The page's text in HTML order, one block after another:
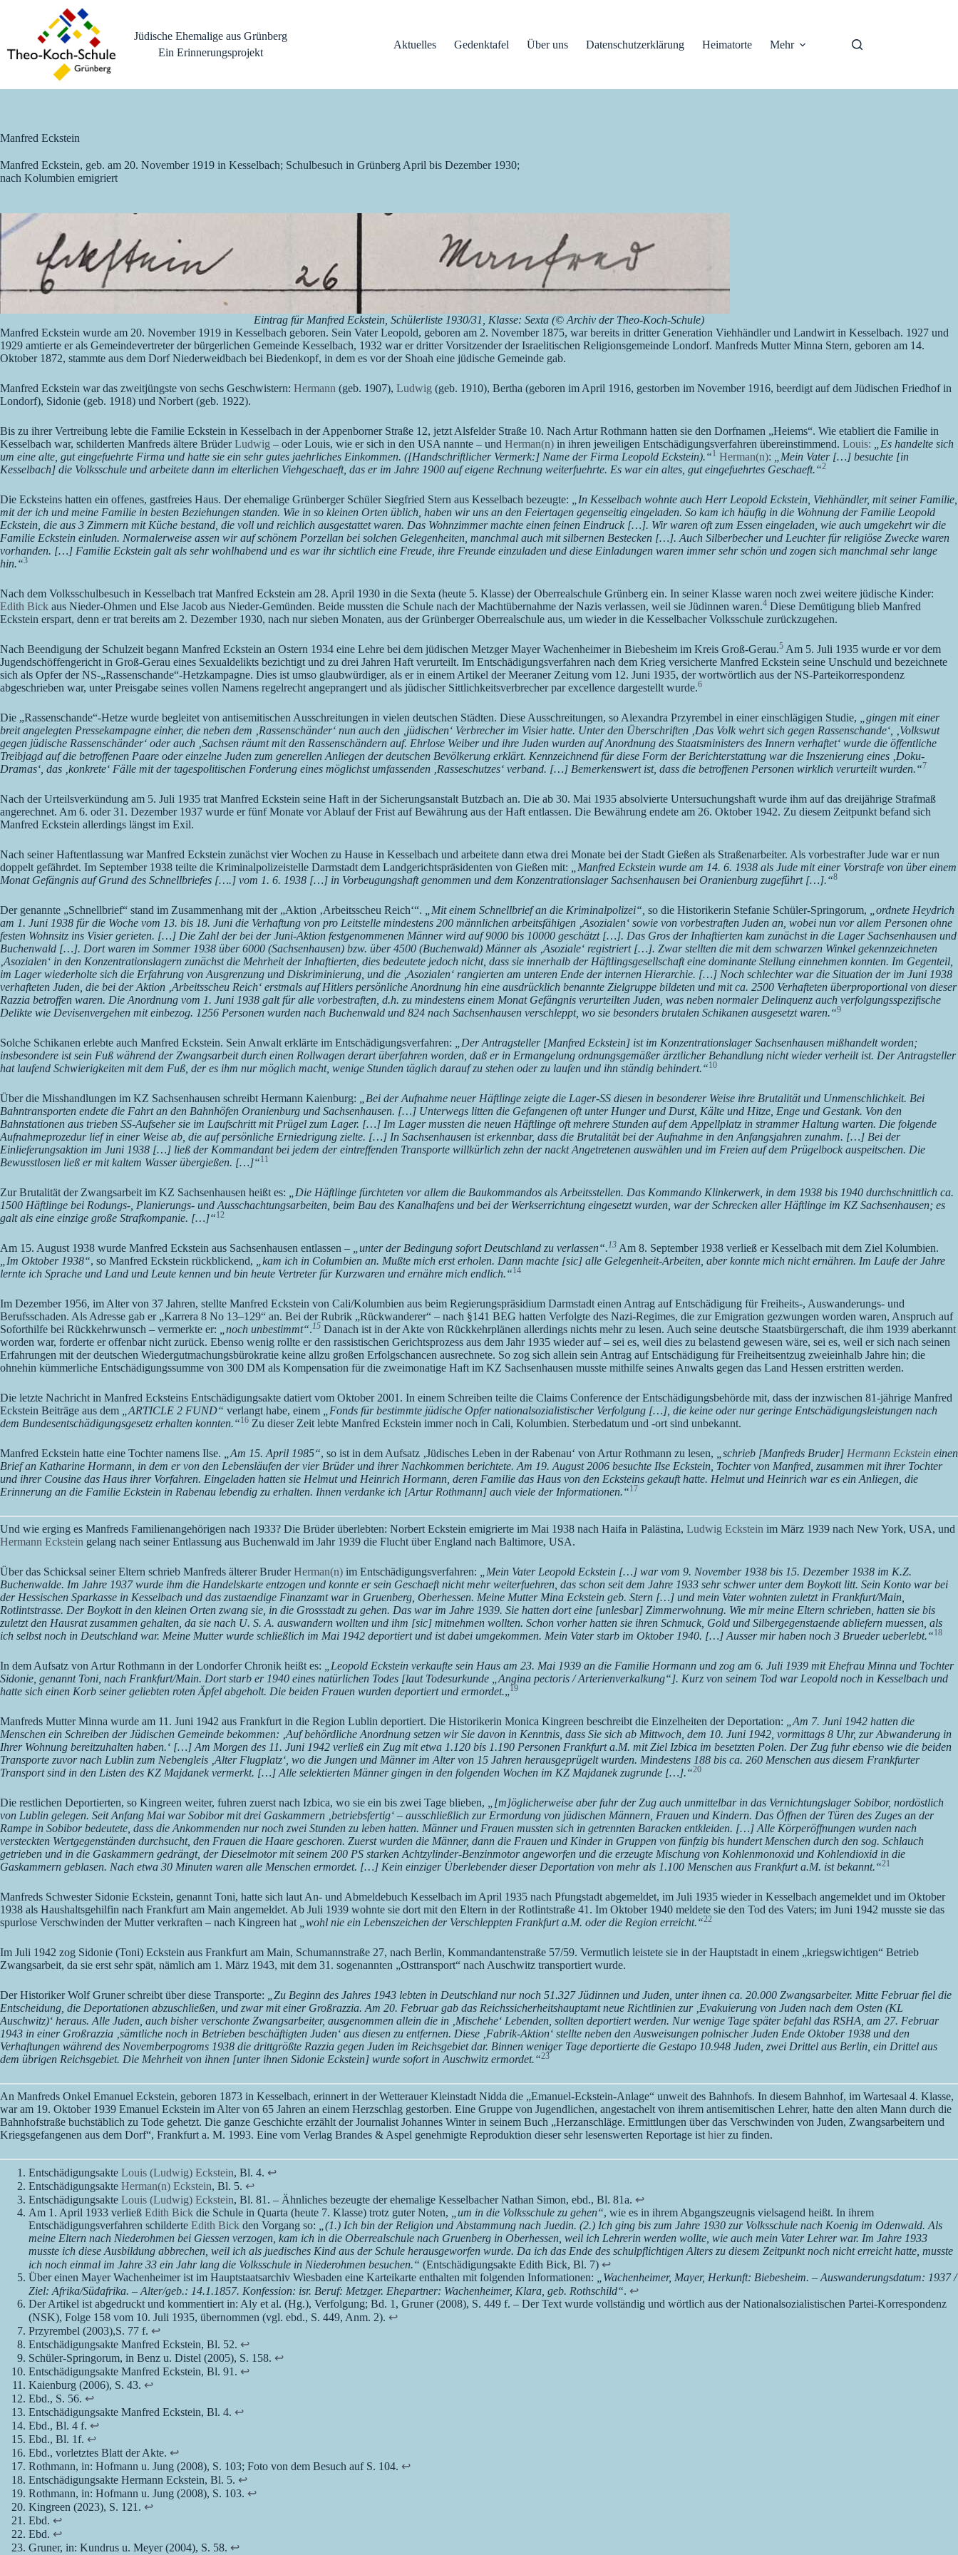
Jüdische Ehemalige aus Grünberg
Ein Erinnerungsprojekt
Aktuelles Gedenktafel Über uns Datenschutzerklärung Heimatorte Mehr
Manfred Eckstein
Manfred Eckstein, geb. am 20. November 1919 in Kesselbach; Schulbesuch in Grünberg April bis Dezember 1930;
nach Kolumbien emigriert
Eintrag für Manfred Eckstein, Schülerliste 1930/31, Klasse: Sexta (© Archiv der Theo-Koch-Schule)
Manfred Eckstein wurde am 20. November 1919 in Kesselbach geboren. Sein Vater Leopold, geboren am 2. November 1875, war bereits in dritter Generation Viehhändler und Landwirt in Kesselbach. 1927 und
1929 amtierte er als Gemeindevertreter der bürgerlichen Gemeinde Kesselbach, 1932 war er dritter Vorsitzender der Israelitischen Religionsgemeinde Londorf. Manfreds Mutter Minna Stern, geboren am 14.
Oktober 1872, stammte aus dem Dorf Niederweidbach bei Biedenkopf, in dem es vor der Shoah eine jüdische Gemeinde gab.
Manfred Eckstein war das zweitjüngste von sechs Geschwistern: Hermann (geb. 1907), Ludwig (geb. 1910), Bertha (geboren im April 1916, gestorben im November 1916, beerdigt auf dem Jüdischen Friedhof in
Londorf), Sidonie (geb. 1918) und Norbert (geb. 1922).
Bis zu ihrer Vertreibung lebte die Familie Eckstein in Kesselbach in der Appenborner Straße 12, jetzt Alsfelder Straße 10. Nach Artur Rothmann hatten sie den Dorfnamen „Heiems“. Wie etabliert die Familie in
Kesselbach war, schilderten Manfreds ältere BrüderLudwig – oder Louis, wie er sich in den USA nannte – und Herman(n) in ihren jeweiligen Entschädigungsverfahren übereinstimmend. Louis:
„Es handelte sich
um eine alte, gut eingefuehrte Firma und hatte sie ein sehr gutes jaehrliches Einkommen. ([Handschriftlicher Vermerk:] Name der Firma Leopold Eckstein).“1 Herman(n):
„Mein Vater […] besuchte [in
Kesselbach] die Volksschule und arbeitete dann im elterlichen Viehgeschaeft, das er im Jahre 1900 auf eigene Rechnung weiterfuehrte. Es war ein altes, gut eingefuehrtes Geschaeft.“2
Die Ecksteins hatten ein offenes, gastfreies Haus. Der ehemalige Grünberger Schüler Siegfried Stern aus Kesselbach bezeugte:
„In Kesselbach wohnte auch Herr Leopold Eckstein, Viehhändler, mit seiner Familie,
mit der ich und meine Familie in besten Beziehungen standen. Wie in so kleinen Orten üblich, haben wir uns an den Feiertagen gegenseitig eingeladen. So kam ich häufig in die Wohnung der Familie Leopold
Eckstein, die aus 3 Zimmern mit Küche bestand, die voll und reichlich ausgestattet waren. Das Wohnzimmer machte einen feinen Eindruck […]. Wir waren oft zum Essen eingeladen, wie auch umgekehrt wir die
Familie Eckstein einluden. Normalerweise assen wir auf schönem Porzellan bei solchen Gelegenheiten, manchmal auch mit silbernen Bestecken […]. Auch Silberbecher und Leuchter für religiöse Zwecke waren
vorhanden. […] Familie Eckstein galt als sehr wohlhabend und es war ihr sichtlich eine Freude, ihre Freunde einzuladen und diese Einladungen waren immer sehr schön und zogen sich manchmal sehr lange
hin.“3
Nach dem Volksschulbesuch in Kesselbach trat Manfred Eckstein am 28. April 1930 in die Sexta (heute 5. Klasse) der Oberrealschule Grünberg ein. In seiner Klasse waren noch zwei weitere jüdische Kinder:
Edith Bick aus Nieder-Ohmen und Else Jacob aus Nieder-Gemünden. Beide mussten die Schule nach der Machtübernahme der Nazis verlassen, weil sie Jüdinnen waren.4 Diese Demütigung blieb Manfred
Eckstein erspart, denn er trat bereits am 2. Dezember 1930, nach nur sieben Monaten, aus der Grünberger Oberrealschule aus, um wieder in die Kesselbacher Volksschule zurückzugehen.
Nach Beendigung der Schulzeit begann Manfred Eckstein an Ostern 1934 eine Lehre bei dem jüdischen Metzger Mayer Wachenheimer in Biebesheim im Kreis Groß-Gerau.5 Am 5. Juli 1935 wurde er vor dem
Jugendschöffengericht in Groß-Gerau eines Sexualdelikts bezichtigt und zu drei Jahren Haft verurteilt. Im Entschädigungsverfahren nach dem Krieg versicherte Manfred Eckstein seine Unschuld und bezeichnete
sich als Opfer der NS-„Rassenschande“-Hetzkampagne. Dies ist umso glaubwürdiger, als er in einem Artikel der Meeraner Zeitung vom 12. Juni 1935, der wortwörtlich aus der NS-Parteikorrespondenz
abgeschrieben war, unter Preisgabe seines vollen Namens regelrecht angeprangert und als jüdischer Sittlichkeitsverbrecher par excellence dargestellt wurde.6
Die „Rassenschande“-Hetze wurde begleitet von antisemitischen Ausschreitungen in vielen deutschen Städten. Diese Ausschreitungen, so Alexandra Przyrembel in einer einschlägigen Studie,
„gingen mit einer
breit angelegten Pressekampagne einher, die neben dem ‚Rassenschänder‘ nun auch den ‚jüdischen‘ Verbrecher im Visier hatte. Unter den Überschriften ‚Das Volk wehrt sich gegen Rassenschande‘, ‚Volkswut
gegen jüdische Rassenschänder‘ oder auch ‚Sachsen räumt mit den Rassenschändern auf. Ehrlose Weiber und ihre Juden wurden auf Anordnung des Staatsministers des Innern verhaftet‘ wurde die öffentliche
Treibjagd auf die betroffenen Paare oder einzelne Juden zum generellen Anliegen der deutschen Bevölkerung erklärt. Kennzeichnend für diese Form der Berichterstattung war die Inszenierung eines ‚Doku-
Dramas‘, das ‚konkrete‘ Fälle mit der tagespolitischen Forderung eines möglichst umfassenden ‚Rasseschutzes‘ verband. […] Bemerkenswert ist, dass die betroffenen Personen wirklich verurteilt wurden.“7
Nach der Urteilsverkündung am 5. Juli 1935 trat Manfred Eckstein seine Haft in der Sicherungsanstalt Butzbach an. Die ab 30. Mai 1935 absolvierte Untersuchungshaft wurde ihm auf das dreijährige Strafmaß
angerechnet. Am 6. oder 31. Dezember 1937 wurde er fünf Monate vor Ablauf der Frist auf Bewährung aus der Haft entlassen. Die Bewährung endete am 26. Oktober 1942. Zu diesem Zeitpunkt befand sich
Manfred Eckstein allerdings längst im Exil.
Nach seiner Haftentlassung war Manfred Eckstein zunächst vier Wochen zu Hause in Kesselbach und arbeitete dann etwa drei Monate bei der Stadt Gießen als Straßenarbeiter. Als vorbestrafter Jude war er nun
doppelt gefährdet. Im September 1938 teilte die Kriminalpolizeistelle Darmstadt dem Landgerichtspräsidenten von Gießen mit:
„Manfred Eckstein wurde am 14. 6. 1938 als Jude mit einer Vorstrafe von über einem
Monat Gefängnis auf Grund des Schnellbriefes [….] vom 1. 6. 1938 […] in Vorbeugungshaft genommen und dem Konzentrationslager Sachsenhausen bei Oranienburg zugeführt […].“8
Der genannte „Schnellbrief“ stand im Zusammenhang mit der „Aktion ‚Arbeitsscheu Reich‘“. „Mit einem Schnellbrief an die Kriminalpolizei“, so die Historikerin Stefanie Schüler-Springorum,
„ordnete Heydrich
am 1. Juni 1938 für die Woche vom 13. bis 18. Juni die Verhaftung von pro Leitstelle mindestens 200 männlichen arbeitsfähigen ‚Asozialen‘ sowie von vorbestraften Juden an, wobei nun vor allem Personen ohne
festen Wohnsitz ins Visier gerieten. […] Die Zahl der bei der Juni-Aktion festgenommenen Männer wird auf 9000 bis 10000 geschätzt […]. Das Gros der Inhaftierten kam zunächst in die Lager Sachsenhausen und
Buchenwald […]. Dort waren im Sommer 1938 über 6000 (Sachsenhausen) bzw. über 4500 (Buchenwald) Männer als ‚Asoziale‘ registriert […]. Zwar stellten die mit dem schwarzen Winkel gekennzeichneten
‚Asozialen‘ in den Konzentrationslagern zunächst die Mehrheit der Inhaftierten, dies bedeutete jedoch nicht, dass sie innerhalb der Häftlingsgesellschaft eine dominante Stellung einnehmen konnten. Im Gegenteil,
im Lager wiederholte sich die Erfahrung von Ausgrenzung und Diskriminierung, und die ‚Asozialen‘ rangierten am unteren Ende der internen Hierarchie. […] Noch schlechter war die Situation der im Juni 1938
verhafteten Juden, die bei der Aktion ‚Arbeitsscheu Reich‘ erstmals auf Hitlers persönliche Anordnung hin eine ausdrücklich benannte Zielgruppe bildeten und mit ca. 2500 Verhafteten überproportional von dieser
Razzia betroffen waren. Die Anordnung vom 1. Juni 1938 galt für alle vorbestraften, d.h. zu mindestens einem Monat Gefängnis verurteilten Juden, was neben normaler Delinquenz auch verfolgungsspezifische
Delikte wie Devisenvergehen mit einbezog. 1256 Personen wurden nach Buchenwald und 824 nach Sachsenhausen verschleppt, wo sie besonders brutalen Schikanen ausgesetzt waren.“9
Solche Schikanen erlebte auch Manfred Eckstein. Sein Anwalt erklärte im Entschädigungsverfahren:
„Der Antragsteller [Manfred Eckstein] ist im Konzentrationslager Sachsenhausen mißhandelt worden;
insbesondere ist sein Fuß während der Zwangsarbeit durch einen Rollwagen derart überfahren worden, daß er in Ermangelung ordnungsgemäßer ärztlicher Behandlung nicht wieder verheilt ist. Der Antragsteller
hat laufend Schwierigkeiten mit dem Fuß, der es ihm nur möglich macht, wenige Stunden täglich darauf zu stehen oder zu laufen und ihn ständig behindert.“10
Über die Misshandlungen im KZ Sachsenhausen schreibt Hermann Kaienburg:
„Bei der Aufnahme neuer Häftlinge zeigte die Lager-SS diesen in besonderer Weise ihre Brutalität und Unmenschlichkeit. Bei
Bahntransporten endete die Fahrt an den Bahnhöfen Oranienburg und Sachsenhausen. […] Unterwegs litten die Gefangenen oft unter Hunger und Durst, Kälte und Hitze, Enge und Gestank. Von den
Bahnstationen aus trieben SS-Aufseher sie im Laufschritt mit Prügel zum Lager. […] Im Lager mussten die neuen Häftlinge oft mehrere Stunden auf dem Appellplatz in strammer Haltung warten. Die folgende
Aufnahmeprozedur lief in einer Weise ab, die auf persönliche Erniedrigung zielte. […] In Sachsenhausen ist erkennbar, dass die Brutalität bei der Aufnahme in den Anfangsjahren zunahm. […] Bei der
Einlieferungsaktion im Juni 1938 […] ließ der Kommandant bei jedem der eintreffenden Transporte willkürlich zehn der nackt Angetretenen auswählen und im Freien auf dem Prügelbock auspeitschen. Die
Bewusstlosen ließ er mit kaltem Wasser übergießen. […]“11
Zur Brutalität der Zwangsarbeit im KZ Sachsenhausen heißt es:
„Die Häftlinge fürchteten vor allem die Baukommandos als Arbeitsstellen. Das Kommando Klinkerwerk, in dem 1938 bis 1940 durchschnittlich ca.
1500 Häftlinge bei Rodungs-, Planierungs- und Ausschachtungsarbeiten, beim Bau des Kanalhafens und bei der Werkserrichtung eingesetzt wurden, war der Schrecken aller Häftlinge im KZ Sachsenhausen; es
galt als eine einzige große Strafkompanie. […]“12
Am 15. August 1938 wurde Manfred Eckstein aus Sachsenhausen entlassen – „unter der Bedingung sofort Deutschland zu verlassen“.13 Am 8. September 1938 verließ er Kesselbach mit dem Ziel Kolumbien.
„Im Oktober 1938“, so Manfred Eckstein rückblickend,
„kam ich in Columbien an. Mußte mich erst erholen. Dann machte [sic] alle Gelegenheit-Arbeiten, aber konnte mich nicht ernähren. Im Laufe der Jahre
lernte ich Sprache und Land und Leute kennen und bin heute Vertreter für Kurzwaren und ernähre mich endlich.“14
Im Dezember 1956, im Alter von 37 Jahren, stellte Manfred Eckstein von Cali/Kolumbien aus beim Regierungspräsidium Darmstadt einen Antrag auf Entschädigung für Freiheits-, Auswanderungs- und
Berufsschaden. Als Adresse gab er „Karrera 8 No 13–129“ an. Bei der Rubrik „Rückwanderer“ – nach §141 BEG hatten Verfolgte des Nazi-Regimes, die zur Emigration gezwungen worden waren, Anspruch auf
Soforthilfe bei Rückkehrwunsch – vermerkte er:
„noch unbestimmt“.15 Danach ist in der Akte von Rückkehrplänen allerdings nichts mehr zu lesen. Auch seine deutsche Staatsbürgerschaft, die ihm 1939 aberkannt
worden war, forderte er offenbar nicht zurück. Ebenso wenig rollte er den rassistischen Gerichtsprozess aus dem Jahr 1935 wieder auf – sei es, weil dies zu belastend gewesen wäre, sei es, weil er sich nach seinen
Erfahrungen mit der deutschen Wiedergutmachungsbürokratie keine allzu großen Erfolgschancen ausrechnete. So zog sich allein sein Antrag auf Entschädigung für Freiheitsentzug zweieinhalb Jahre hin; die
ohnehin kümmerliche Entschädigungssumme von 300 DM als Kompensation für die zweimonatige Haft im KZ Sachsenhausen musste mithilfe seines Anwalts gegen das Land Hessen erstritten werden.
Die letzte Nachricht in Manfred Ecksteins Entschädigungsakte datiert vom Oktober 2001. In einem Schreiben teilte die Claims Conference der Entschädigungsbehörde mit, dass der inzwischen 81-jährige Manfred
Eckstein Beiträge aus dem
„ARTICLE 2 FUND“ verlangt habe, einem
„Fonds für bestimmte jüdische Opfer nationalsozialistischer Verfolgung […], die keine oder nur geringe Entschädigungsleistungen nach
dem Bundesentschädigungsgesetz erhalten konnten.“16 Zu dieser Zeit lebte Manfred Eckstein immer noch in Cali, Kolumbien. Sterbedatum und -ort sind unbekannt.
Manfred Eckstein hatte eine Tochter namens Ilse. „Am 15. April 1985“, so ist in dem Aufsatz ‚Jüdisches Leben in der Rabenau‘ von Artur Rothmann zu lesen, „schrieb [Manfreds Bruder] Hermann Eckstein einen
Brief an Katharine Hormann, in dem er von den Lebensläufen der vier Brüder und ihrer Nachkommen berichtete. Am 19. August 2006 besuchte Ilse Eckstein, Tochter von Manfred, zusammen mit ihrer Tochter
und ihrer Cousine das Haus ihrer Vorfahren. Eingeladen hatten sie Helmut und Heinrich Hormann, deren Familie das Haus von den Ecksteins gekauft hatte. Helmut und Heinrich war es ein Anliegen, die
Erinnerung an die Familie Eckstein in Rabenau lebendig zu erhalten. Ihnen verdanke ich [Artur Rothmann] auch viele der Informationen.“17
Und wie erging es Manfreds Familienangehörigen nach 1933? Die Brüder überlebten: Norbert Eckstein emigrierte im Mai 1938 nach Haifa in Palästina, Ludwig Eckstein im März 1939 nach New York, USA, und
Hermann Eckstein gelang nach seiner Entlassung aus Buchenwald im Jahr 1939 die Flucht über England nach Baltimore, USA.
Über das Schicksal seiner Eltern schrieb Manfreds älterer BruderHerman(n) im Entschädigungsverfahren:
„Mein Vater Leopold Eckstein […] war vom 9. November 1938 bis 15. Dezember 1938 im K.Z.
Buchenwalde. Im Jahre 1937 wurde ihm die Handelskarte entzogen und konnte er sein Geschaeft nicht mehr weiterfuehren, das schon seit dem Jahre 1933 sehr schwer unter dem Boykott litt. Sein Konto war bei
der Hessischen Sparkasse in Kesselbach und das zustaendige Finanzamt war in Gruenberg, Oberhessen. Meine Mutter Mina Eckstein geb. Stern […] und mein Vater wohnten zuletzt in Frankfurt/Main,
Rotlintstrasse. Der Boykott in den kleinen Orten zwang sie, in die Grossstadt zu gehen. Das war im Jahre 1939. Sie hatten dort eine [unlesbar] Zimmerwohnung. Wie mir meine Eltern schrieben, hatten sie bis
zuletzt den Hausrat zusammen gehalten, da sie nach U. S. A. auswandern wollten und ihm [sic] mitnehmen wollten. Schon vorher hatten sie ihren Schmuck, Gold und Silbergegenstaende abliefern muessen, als
ich selbst noch in Deutschland war. Meine Mutter wurde schließlich im Mai 1942 deportiert und ist dabei umgekommen. Mein Vater starb im Oktober 1940. […] Ausser mir haben noch 3 Brueder ueberlebt.“18
In dem Aufsatz von Artur Rothmann in der Londorfer Chronik heißt es:
„Leopold Eckstein verkaufte sein Haus am 23. Mai 1939 an die Familie Hormann und zog am 6. Juli 1939 mit Ehefrau Minna und Tochter
Sidonie, genannt Toni, nach Frankfurt/Main. Dort starb er 1940 eines natürlichen Todes [laut Todesurkunde „Angina pectoris / Arterienverkalkung“]. Kurz von seinem Tod war Leopold noch in Kesselbach und
hatte sich einen Korb seiner geliebten roten Äpfel abgeholt. Die beiden Frauen wurden deportiert und ermordet.„19
Manfreds Mutter Minna wurde am 11. Juni 1942 aus Frankfurt in die Region Lublin deportiert. Die Historikerin Monica Kingreen beschreibt die Einzelheiten der Deportation:
„Am 7. Juni 1942 hatten die
Menschen ein Schreiben der Jüdischen Gemeinde bekommen: ‚Auf behördliche Anordnung setzen wir Sie davon in Kenntnis, dass Sie sich ab Mittwoch, dem 10. Juni 1942, vormittags 8 Uhr, zur Abwanderung in
Ihrer Wohnung bereitzuhalten haben.‘ […] Am Morgen des 11. Juni 1942 verließ ein Zug mit etwa 1.120 bis 1.190 Personen Frankfurt a.M. mit Ziel Izbica im besetzten Polen. Der Zug fuhr ebenso wie die beiden
Transporte zuvor nach Lublin zum Nebengleis ‚Alter Flugplatz‘, wo die Jungen und Männer im Alter von 15 Jahren herausgeprügelt wurden. Mindestens 188 bis ca. 260 Menschen aus diesem Frankfurter
Transport sind in den Listen des KZ Majdanek vermerkt. […] Alle selektierten Männer gingen in den folgenden Wochen im KZ Majdanek zugrunde […].“20
Die restlichen Deportierten, so Kingreen weiter, fuhren zuerst nach Izbica, wo sie ein bis zwei Tage blieben,
„[m]öglicherweise aber fuhr der Zug auch unmittelbar in das Vernichtungslager Sobibor, nordöstlich
von Lublin gelegen. Seit Anfang Mai war Sobibor mit drei Gaskammern ‚betriebsfertig‘ – ausschließlich zur Ermordung von jüdischen Männern, Frauen und Kindern. Das Öffnen der Türen des Zuges an der
Rampe in Sobibor bedeutete, dass die Ankommenden nur noch zwei Stunden zu leben hatten. Männer und Frauen mussten sich in getrennten Baracken entkleiden. […] Alle Körperöffnungen wurden nach
versteckten Wertgegenständen durchsucht, den Frauen die Haare geschoren. Zuerst wurden die Männer, dann die Frauen und Kinder in Gruppen von fünfzig bis hundert Menschen durch den sog. Schlauch
getrieben und in die Gaskammern gedrängt, der Dieselmotor mit seinem 200 PS starken Achtzylinder-Benzinmotor angeworfen und die erzeugte Mischung von Kohlenmonoxid und Kohlendioxid in die
Gaskammern geblasen. Nach etwa 30 Minuten waren alle Menschen ermordet. […] Kein einziger Überlebender dieser Deportation von mehr als 1.100 Menschen aus Frankfurt a.M. ist bekannt.“21
Manfreds Schwester Sidonie Eckstein, genannt Toni, hatte sich laut An- und Abmeldebuch Kesselbach im April 1935 nach Pfungstadt abgemeldet, im Juli 1935 wieder in Kesselbach angemeldet und im Oktober
1938 als Haushaltsgehilfin nach Frankfurt am Main angemeldet. Ab Juli 1939 wohnte sie dort mit den Eltern in der Rotlintstraße 41. Im Oktober 1940 meldete sie den Tod des Vaters; im Juni 1942 musste sie das
spurlose Verschwinden der Mutter verkraften – nach Kingreen hat
„wohl nie ein Lebenszeichen der Verschleppten Frankfurt a.M. oder die Region erreicht.“22
Im Juli 1942 zog Sidonie (Toni) Eckstein aus Frankfurt am Main, Schumannstraße 27, nach Berlin, Kommandantenstraße 57/59. Vermutlich leistete sie in der Hauptstadt in einem „kriegswichtigen“ Betrieb
Zwangsarbeit, da sie erst sehr spät, nämlich am 1. März 1943, mit dem 31. sogenannten „Osttransport“ nach Auschwitz transportiert wurde.
Der Historiker Wolf Gruner schreibt über diese Transporte:
„Zu Beginn des Jahres 1943 lebten in Deutschland nur noch 51.327 Jüdinnen und Juden, unter ihnen ca. 20.000 Zwangsarbeiter. Mitte Februar fiel die
Entscheidung, die Deportationen abzuschließen, und zwar mit einer Großrazzia. Am 20. Februar gab das Reichssicherheitshauptamt neue Richtlinien zur ‚Evakuierung von Juden nach dem Osten (KL
Auschwitz)‘ heraus. Alle Juden, auch bisher verschonte Zwangsarbeiter, ausgenommen allein die in ‚Mischehe‘ Lebenden, sollten deportiert werden. Nur wenige Tage später befahl das RSHA, am 27. Februar
1943 in einer Großrazzia ‚sämtliche noch in Betrieben beschäftigten Juden‘ aus diesen zu entfernen. Diese ‚Fabrik-Aktion‘ stellte neben den Ausweisungen polnischer Juden Ende Oktober 1938 und den
Verhaftungen während des Novemberpogroms 1938 die drittgrößte Razzia gegen Juden im Reichsgebiet dar. Binnen weniger Tage deportierte die Gestapo 10.948 Juden, zwei Drittel aus Berlin, ein Drittel aus
dem übrigen Reichsgebiet. Die Mehrheit von ihnen [unter ihnen Sidonie Eckstein] wurde sofort in Auschwitz ermordet.“23
An Manfreds Onkel Emanuel Eckstein, geboren 1873 in Kesselbach, erinnert in der Wetterauer Kleinstadt Nidda die „Emanuel-Eckstein-Anlage“ unweit des Bahnhofs. In diesem Bahnhof, im Wartesaal 4. Klasse,
war am 19. Oktober 1939 Emanuel Eckstein im Alter von 65 Jahren an einem Herzschlag gestorben. Eine Gruppe von Jugendlichen, angestachelt von ihrem antisemitischen Lehrer, hatte den alten Mann durch die
Bahnhofstraße buchstäblich zu Tode gehetzt. Die ganze Geschichte erzählt der Journalist Johannes Winter in seinem Buch „Herzanschläge. Ermittlungen über das Verschwinden von Juden, Zwangsarbeitern und
Kriegsgefangenen aus dem Dorf“, Frankfurt a. M. 1993. Eine vom Verlag Brandes & Aspel genehmigte Reproduktion dieser sehr lesenswerten Reportage ist hierzu finden.
Entschädigungsakte Louis (Ludwig) Eckstein, Bl. 4. ↩︎
Entschädigungsakte Herman(n) Eckstein, Bl. 5. ↩︎
Entschädigungsakte Louis (Ludwig) Eckstein, Bl. 81. – Ähnliches bezeugte der ehemalige Kesselbacher Nathan Simon, ebd., Bl. 81a. ↩︎
Am 1. April 1933 verließ Edith Bick die Schule in Quarta (heute 7. Klasse) trotz guter Noten, „um in die Volksschule zu gehen“, wie es in ihrem Abgangszeugnis vielsagend heißt. In ihrem
Entschädigungsverfahren schilderte Edith Bick den Vorgang so:
„(1.) Ich bin der Religion und Abstammung nach Juedin. (2.) Ich ging bis zum Jahre 1930 zur Volksschule nach Koenig im Odenwald. Als
meine Eltern nach Niederohmen bei Giessen verzogen, kam ich in die Oberrealschule nach Gruenberg in Oberhessen, weil ich Lehrerin werden wollte, wie auch mein Vater Lehrer war. Im Jahre 1933
musste ich diese Ausbildung abbrechen, weil ich als juedisches Kind aus der Schule herausgeworfen wurde. Da ich das Ende des schulpflichtigen Alters zu diesem Zeitpunkt noch nicht erreicht hatte, musste
ich noch einmal im Jahre 33 ein Jahr lang die Volksschule in Niederohmen besuchen.“ (Entschädigungsakte Edith Bick, Bl. 7) ↩︎
Über einen Mayer Wachenheimer ist im Hauptstaatsarchiv Wiesbaden eine Karteikarte enthalten mit folgenden Informationen:
„Wachenheimer, Mayer, Herkunft: Biebesheim. – Auswanderungsdatum: 1937 /
Ziel: Afrika/Südafrika. – Alter/geb.: 14.1.1857. Konfession: isr. Beruf: Metzger. Ehepartner: Wachenheimer, Klara, geb. Rothschild“. ↩︎
Der Artikel ist abgedruckt und kommentiert in: Aly et al. (Hg.), Verfolgung; Bd. 1, Gruner (2008), S. 449 f. – Der Text wurde vollständig und wörtlich aus der Nationalsozialistischen Partei-Korrespondenz
(NSK), Folge 158 vom 10. Juli 1935, übernommen (vgl. ebd., S. 449, Anm. 2). ↩︎
Przyrembel (2003),S. 77 f. ↩︎
Entschädigungsakte Manfred Eckstein, Bl. 52. ↩︎
Schüler-Springorum, in Benz u. Distel (2005), S. 158. ↩︎
Entschädigungsakte Manfred Eckstein, Bl. 91. ↩︎
Kaienburg (2006), S. 43. ↩︎
Ebd., S. 56. ↩︎
Entschädigungsakte Manfred Eckstein, Bl. 4. ↩︎
Ebd., Bl. 4 f. ↩︎
Ebd., Bl. 1f. ↩︎
Ebd., vorletztes Blatt der Akte. ↩︎
Rothmann, in: Hofmann u. Jung (2008), S. 103; Foto von dem Besuch auf S. 104. ↩︎
Entschädigungsakte Hermann Eckstein, Bl. 5. ↩︎
Rothmann, in: Hofmann u. Jung (2008), S. 103. ↩︎
Kingreen (2023), S. 121. ↩︎
Ebd. ↩︎
Ebd. ↩︎
Gruner, in: Kundrus u. Meyer (2004), S. 58. ↩︎